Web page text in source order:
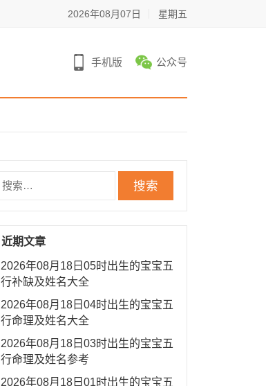
2026年08月07日 星期五
手机版 公众号
近期文章
2026年08月18日05时出生的宝宝五
行补缺及姓名大全
2026年08月18日04时出生的宝宝五
行命理及姓名大全
2026年08月18日03时出生的宝宝五
行命理及姓名参考
2026年08月18日01时出生的宝宝五